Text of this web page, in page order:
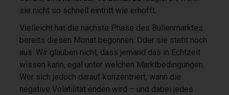
sie nicht so schnell eintritt wie erhofft.
Vielleicht hat die nächste Phase des Bullenmarktes
bereits diesen Monat begonnen. Oder sie steht noch
aus. Wir glauben nicht, dass jemand das in Echtzeit
wissen kann, egal unter welchen Marktbedingungen.
Wer sich jedoch darauf konzentriert, wann die
negative Volatilität enden wird – und dabei jedes